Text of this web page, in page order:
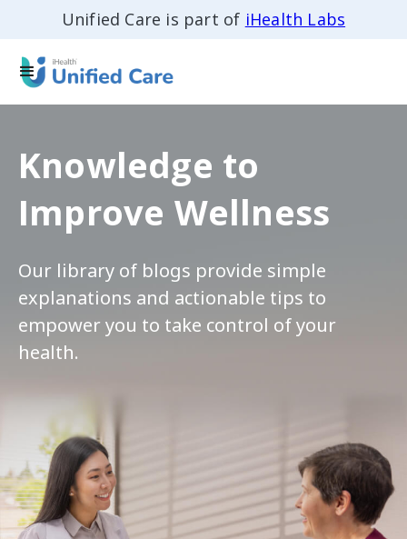
Unified Care is part of iHealth Labs
Knowledge to
Improve Wellness
Our library of blogs provide simple
explanations and actionable tips to
empower you to take control of your
health.